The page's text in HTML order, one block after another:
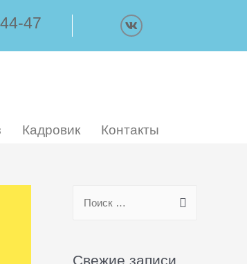
47
Кадровик Контакты
Свежие записи